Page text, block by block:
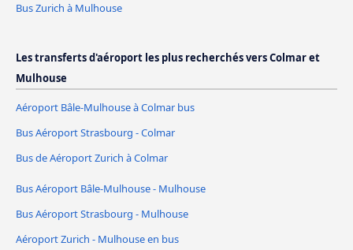
Bus Zurich à Mulhouse
Les transferts d'aéroport les plus recherchés vers Colmar et
Mulhouse
Aéroport Bâle-Mulhouse à Colmar bus
Bus Aéroport Strasbourg - Colmar
Bus de Aéroport Zurich à Colmar
Bus Aéroport Bâle-Mulhouse - Mulhouse
Bus Aéroport Strasbourg - Mulhouse
Aéroport Zurich - Mulhouse en bus